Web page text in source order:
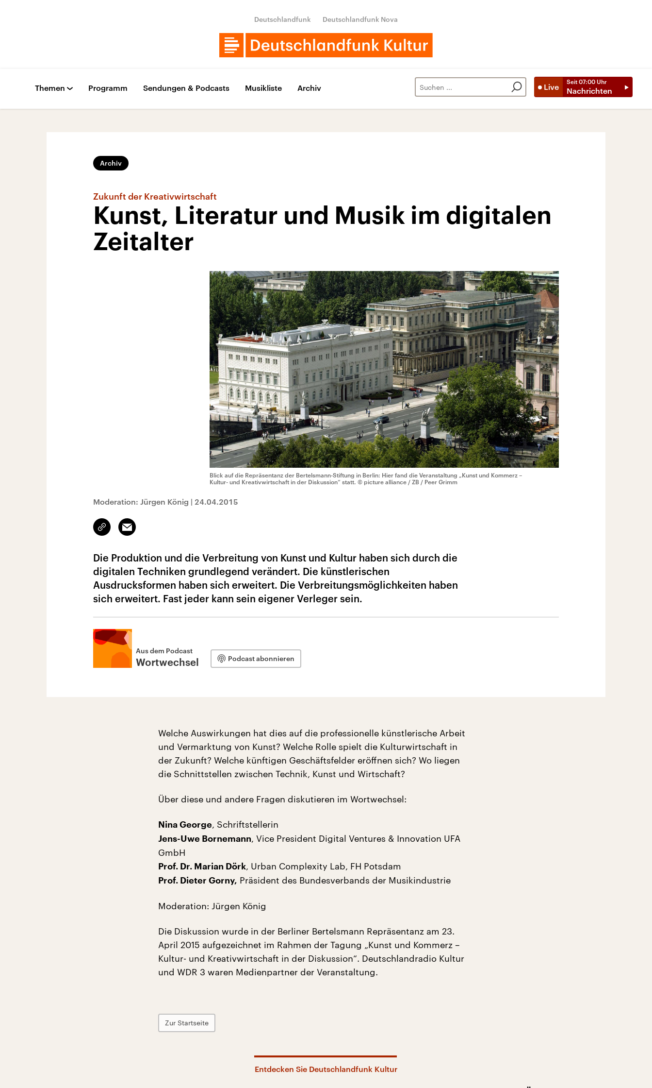
Deutschlandfunk Deutschlandfunk Nova
Live
Seit 07:00 Uhr
Nachrichten
Themen Programm Sendungen & Podcasts Musikliste Archiv
Archiv
Zukunft der Kreativwirtschaft
Kunst, Literatur und Musik im digitalen
Zeitalter
Blick auf die Repräsentanz der Bertelsmann-Stiftung in Berlin: Hier fand die Veranstaltung „Kunst und Kommerz –
Kultur- und Kreativwirtschaft in der Diskussion“ statt. © picture alliance / ZB / Peer Grimm
Moderation: Jürgen König | 24.04.2015
Link
kopieren/teilen
Email
Die Produktion und die Verbreitung von Kunst und Kultur haben sich durch die
digitalen Techniken grundlegend verändert. Die künstlerischen
Ausdrucksformen haben sich erweitert. Die Verbreitungsmöglichkeiten haben
sich erweitert. Fast jeder kann sein eigener Verleger sein.
Aus dem Podcast
Wortwechsel Podcast abonnieren
Welche Auswirkungen hat dies auf die professionelle künstlerische Arbeit
und Vermarktung von Kunst? Welche Rolle spielt die Kulturwirtschaft in
der Zukunft? Welche künftigen Geschäftsfelder eröffnen sich? Wo liegen
die Schnittstellen zwischen Technik, Kunst und Wirtschaft?
Über diese und andere Fragen diskutieren im Wortwechsel:
Nina George, Schriftstellerin
Jens-Uwe Bornemann, Vice President Digital Ventures & Innovation UFA
GmbH
Prof. Dr. Marian Dörk, Urban Complexity Lab, FH Potsdam
Prof. Dieter Gorny, Präsident des Bundesverbands der Musikindustrie
Moderation: Jürgen König
Die Diskussion wurde in der Berliner Bertelsmann Repräsentanz am 23.
April 2015 aufgezeichnet im Rahmen der Tagung „Kunst und Kommerz –
Kultur- und Kreativwirtschaft in der Diskussion“. Deutschlandradio Kultur
und WDR 3 waren Medienpartner der Veranstaltung.
Zur Startseite
Entdecken Sie Deutschlandfunk Kultur